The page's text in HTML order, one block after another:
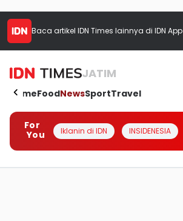
Baca artikel IDN Times lainnya di IDN App
JATIM
HomeFoodNewsSportTravel
For
You
Iklanin di IDN INSIDENESIA